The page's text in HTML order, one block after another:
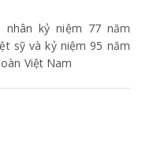
kỷ niệm 77 năm
sỹ và kỷ niệm 95 năm
Việt Nam